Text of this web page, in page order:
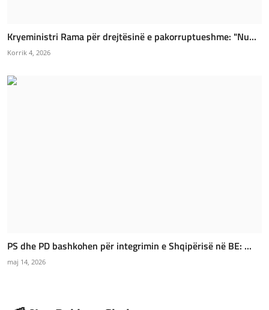
Kryeministri Rama për drejtësinë e pakorruptueshme: "Nu...
Korrik 4, 2026
PS dhe PD bashkohen për integrimin e Shqipërisë në BE: ...
maj 14, 2026